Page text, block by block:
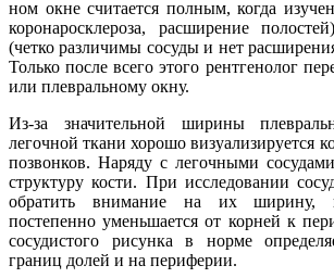
ном окне считается полным, когда
коронаросклероза, расширение
(четко различимы сосуды и нет
Только после всего этого рентгенолог
или плевральному окну.
Из-за значительной ширины
легочной ткани хорошо визуализируется
позвонков. Наряду с легочными
структуру кости. При исследовании
обратить внимание на их ширину,
постепенно уменьшается от корней к
сосудистого рисунка в норме
границ долей и на периферии.